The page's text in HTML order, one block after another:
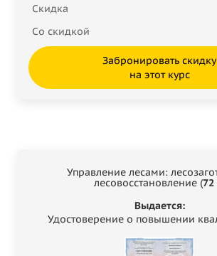
Скидка
Со скидкой
Забронировать скидку
на этот курс
Управление лесами:
лесовосстановление (72
Выдается:
Удостоверение о повышении